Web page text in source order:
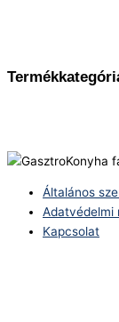
Általános
Adatvédelmi
Kapcsolat